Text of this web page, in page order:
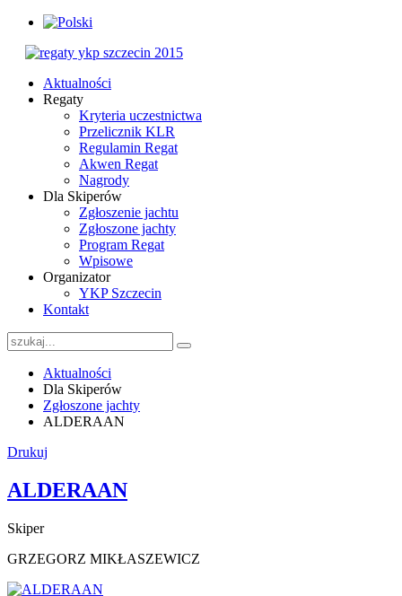
Aktualności
Regaty
Kryteria uczestnictwa
Przelicznik KLR
Regulamin Regat
Akwen Regat
Nagrody
Dla Skiperów
Zgłoszenie jachtu
Zgłoszone jachty
Program Regat
Wpisowe
Organizator
YKP Szczecin
Kontakt
Aktualności
Dla Skiperów
Zgłoszone jachty
ALDERAAN
Drukuj
ALDERAAN
Skiper
GRZEGORZ MIKŁASZEWICZ